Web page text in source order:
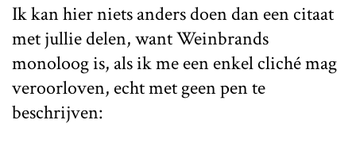
Ik kan hier niets anders doen dan een citaat
met jullie delen, want Weinbrands
monoloog is, als ik me een enkel cliché mag
veroorloven, echt met geen pen te
beschrijven: